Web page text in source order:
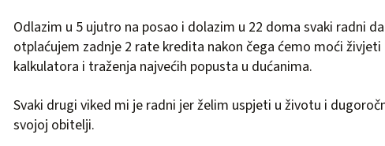
Odlazim u 5 ujutro na posao i dolazim u 22 doma svaki radni
otplaćujem zadnje 2 rate kredita nakon čega ćemo moći
kalkulatora i traženja najvećih popusta u dućanima.
Svaki drugi viked mi je radni jer želim uspjeti u životu i
svojoj obitelji.